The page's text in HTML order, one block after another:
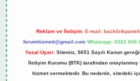
Reklam ve İletişim: E-mail:
forumhizmeti@gmail.com Whatsapp: 0262 606
Yasal Uyarı: Sitemiz, 5651 Sayılı Kanun
İletişim Kurumu (BTK) tarafından onaylanmış
hizmet vermektedir. Bu nedenle, sitedeki